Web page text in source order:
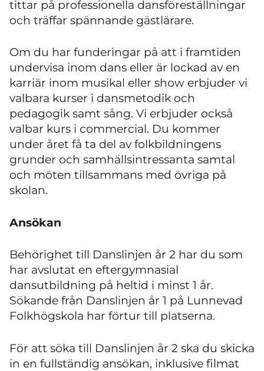
tittar på professionella dansföreställningar
och träffar spännande gästlärare.
Om du har funderingar på att i framtiden
undervisa inom dans eller är lockad av en
karriär inom musikal eller show erbjuder vi
valbara kurser i dansmetodik och
pedagogik samt sång. Vi erbjuder också
valbar kurs i commercial. Du kommer
under året få ta del av folkbildningens
grunder och samhällsintressanta samtal
och möten tillsammans med övriga på
skolan.
Ansökan
Behörighet till Danslinjen år 2 har du som
har avslutat en eftergymnasial
dansutbildning på heltid i minst 1 år.
Sökande från Danslinjen år 1 på Lunnevad
Folkhögskola har förtur till platserna.
För att söka till Danslinjen år 2 ska du skicka
in en fullständig ansökan, inklusive filmat